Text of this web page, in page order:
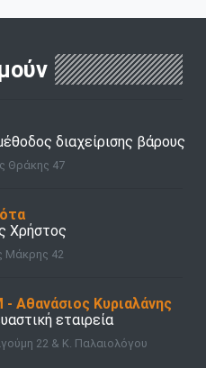
διαχείρισης βάρους
Θράκης 47
Χρήστος
Μάκρης 42
- Αθανάσιος Κυριαλάνης
εταιρεία
22 & Κ. Παλαιολόγου